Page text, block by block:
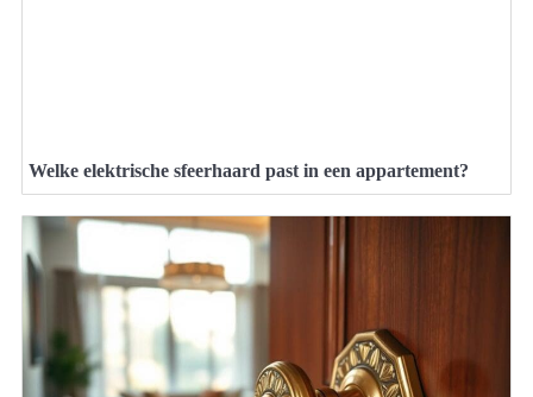
Welke elektrische sfeerhaard past in een appartement?